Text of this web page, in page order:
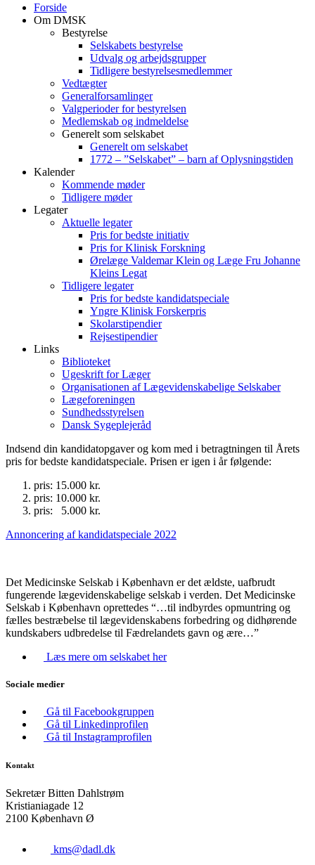
Forside
Om DMSK
Bestyrelse
Selskabets bestyrelse
Udvalg og arbejdsgrupper
Tidligere bestyrelsesmedlemmer
Vedtægter
Generalforsamlinger
Valgperioder for bestyrelsen
Medlemskab og indmeldelse
Generelt som selskabet
Generelt om selskabet
1772 – ”Selskabet” – barn af Oplysningstiden
Kalender
Kommende møder
Tidligere møder
Legater
Aktuelle legater
Pris for bedste initiativ
Pris for Klinisk Forskning
Ørelæge Valdemar Klein og Læge Fru Johanne
Kleins Legat
Tidligere legater
Pris for bedste kandidatspeciale
Yngre Klinisk Forskerpris
Skolarstipendier
Rejsestipendier
Links
Biblioteket
Ugeskrift for Læger
Organisationen af Lægevidenskabelige Selskaber
Lægeforeningen
Sundhedsstyrelsen
Dansk Sygeplejeråd
Indsend din kandidatopgaver og kom med i betragtningen til Årets
pris for bedste kandidatspeciale. Prisen er igen i år følgende:
pris: 15.000 kr.
pris: 10.000 kr.
pris: 5.000 kr.
Annoncering af kandidatspeciale 2022
Det Medicinske Selskab i København er det ældste, uafbrudt
fungerende lægevidenskabelige selskab i verden. Det Medicinske
Selskab i København oprettedes “…til indbyrdes opmuntring og
fælles bestræbelse til lægevidenskabens forbedring og didhørende
kundskabers udbredelse til Fædrelandets gavn og ære…”
Læs mere om selskabet her
Sociale medier
Gå til Facebookgruppen
Gå til Linkedinprofilen
Gå til Instagramprofilen
Kontakt
Sekretær Bitten Dahlstrøm
Kristianiagade 12
2100 København Ø
kms@dadl.dk